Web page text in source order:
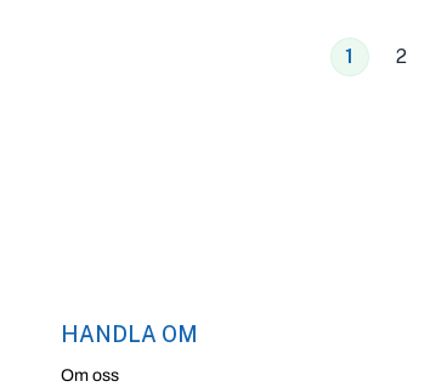
1 2
HANDLA OM
Om oss